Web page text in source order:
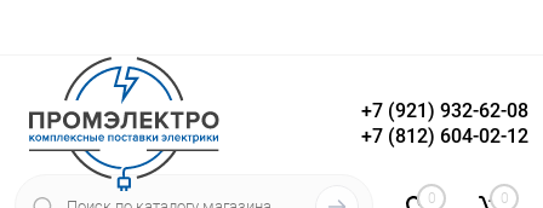
Вход Регистрация
+7 (921) 932-62-08
+7 (812) 604-02-12
0 0